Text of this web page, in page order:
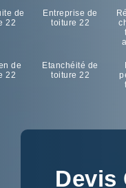
de
22
Entreprise de
toiture 22
de
22
Etanchéité de
toiture 22
Devis